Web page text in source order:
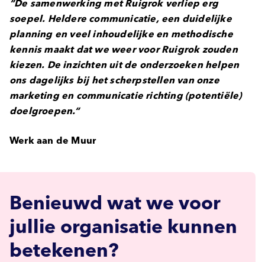
“De samenwerking met Ruigrok verliep erg
soepel. Heldere communicatie, een duidelijke
planning en veel inhoudelijke en methodische
kennis maakt dat we weer voor Ruigrok zouden
kiezen. De inzichten uit de onderzoeken helpen
ons dagelijks bij het scherpstellen van onze
marketing en communicatie richting (potentiële)
doelgroepen.“
Werk aan de Muur
Benieuwd wat we voor
jullie organisatie kunnen
betekenen?